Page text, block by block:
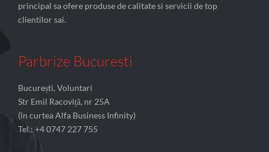
principal sa ofere produse de calitate si servicii de top
clientilor sai.
Parbrize Bucuresti
București, Voluntari
Str Emil Racoviță, nr 25A
(în curtea Alfa Business Infinity)
Tel.: +4 0747 227 755